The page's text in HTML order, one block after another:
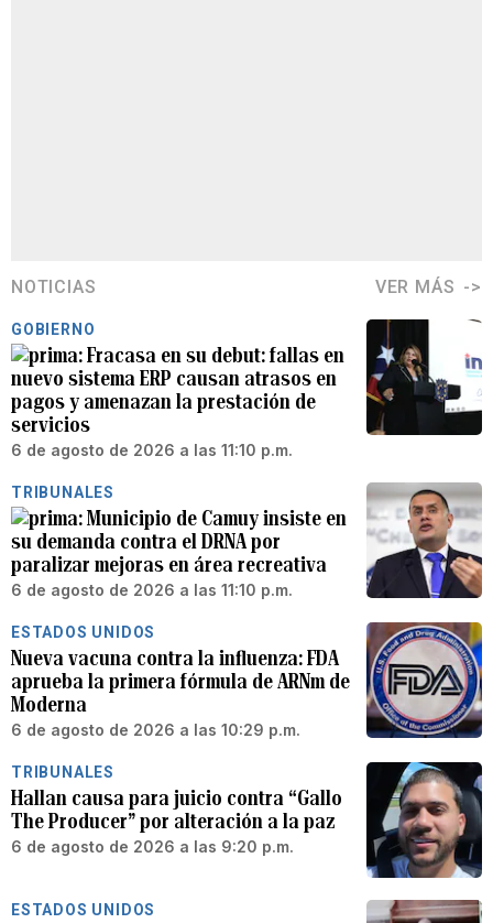
NOTICIAS VER MÁS
GOBIERNO
Fracasa en su debut: fallas en
nuevo sistema ERP causan atrasos en
pagos y amenazan la prestación de
servicios
6 de agosto de 2026 a las 11:10 p.m.
TRIBUNALES
Municipio de Camuy insiste en
su demanda contra el DRNA por
paralizar mejoras en área recreativa
6 de agosto de 2026 a las 11:10 p.m.
ESTADOS UNIDOS
Nueva vacuna contra la influenza: FDA
aprueba la primera fórmula de ARNm de
Moderna
6 de agosto de 2026 a las 10:29 p.m.
TRIBUNALES
Hallan causa para juicio contra “Gallo
The Producer” por alteración a la paz
6 de agosto de 2026 a las 9:20 p.m.
ESTADOS UNIDOS